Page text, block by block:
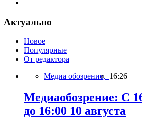
Актуально
Новое
Популярные
От редактора
Медиа обозрение, 16:26
Медиаобозрение: С
до 16:00 10 августа